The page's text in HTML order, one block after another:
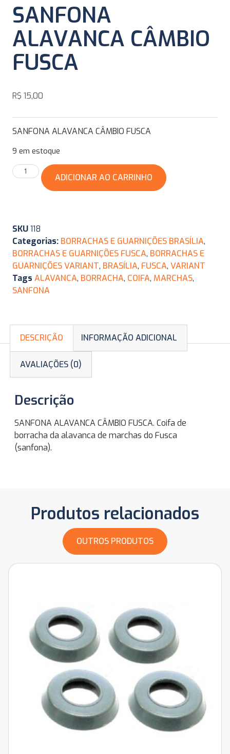
SANFONA
ALAVANCA CÂMBIO
FUSCA
R$ 15,00
SANFONA ALAVANCA CÂMBIO FUSCA
9 em estoque
ADICIONAR AO CARRINHO
SKU118
Categorias: BORRACHAS E GUARNIÇÕES BRASÍLIA,
BORRACHAS E GUARNIÇÕES FUSCA, BORRACHAS E
GUARNIÇÕES VARIANT, BRASÍLIA, FUSCA, VARIANT
Tags ALAVANCA, BORRACHA, COIFA, MARCHAS,
SANFONA
DESCRIÇÃO INFORMAÇÃO ADICIONAL
AVALIAÇÕES (0)
Descrição
SANFONA ALAVANCA CÂMBIO FUSCA. Coifa de
borracha da alavanca de marchas do Fusca
(sanfona).
Produtos relacionados
OUTROS PRODUTOS